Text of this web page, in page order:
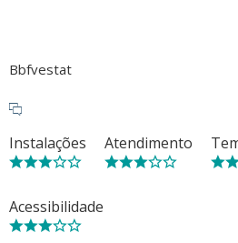
Bbfvestat
Instalações Atendimento
Acessibilidade